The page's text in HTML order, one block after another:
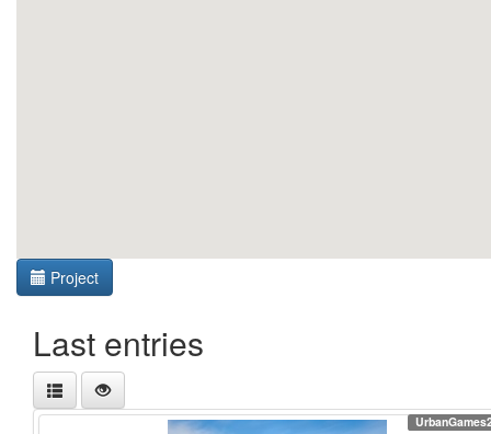
Project
Last entries